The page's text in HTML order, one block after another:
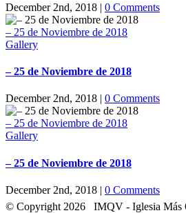
December 2nd, 2018 | 0 Comments
– 25 de Noviembre de 2018
Gallery
– 25 de Noviembre de 2018
December 2nd, 2018 | 0 Comments
– 25 de Noviembre de 2018
Gallery
– 25 de Noviembre de 2018
December 2nd, 2018 | 0 Comments
© Copyright 2026 IMQV - Iglesia Más